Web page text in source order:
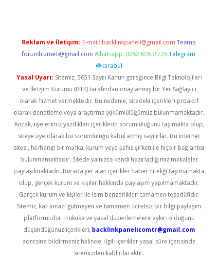
Reklam ve İletişim: E-mail: backlinkpaneli@gmail.com Teams:
forumhizmeti@gmail.com Whatsapp: 0262 606 0 726 Telegram:
@karabul
Yasal Uyarı: Sitemiz, 5651 Sayılı Kanun gereğince Bilgi Teknolojileri
ve İletişim Kurumu (BTK) tarafından onaylanmış bir Yer Sağlayıcı
olarak hizmet vermektedir. Bu nedenle, sitedeki içerikleri proaktif
olarak denetleme veya araştırma yükümlülüğümüz bulunmamaktadır.
Ancak, üyelerimiz yazdıkları içeriklerin sorumluluğunu taşımakta olup,
siteye üye olarak bu sorumluluğu kabul etmiş sayılırlar. Bu internet
sitesi, herhangi bir marka, kurum veya şahıs şirketi ile hiçbir bağlantısı
bulunmamaktadır. Sitede yalnızca kendi hazırladığımız makaleler
paylaşılmaktadır. Burada yer alan içerikler haber niteliği taşımamakta
olup, gerçek kurum ve kişiler hakkında paylaşım yapılmamaktadır.
Gerçek kurum ve kişiler ile isim benzerlikleri tamamen tesadüfidir.
Sitemiz, kar amacı gütmeyen ve tamamen ücretsiz bir bilgi paylaşım
platformudur. Hukuka ve yasal düzenlemelere aykırı olduğunu
düşündüğünüz içerikleri, backlinkpanelicomtr@gmail.com
adresine bildirmeniz halinde, ilgili içerikler yasal süre içerisinde
sitemizden kaldırılacaktır.